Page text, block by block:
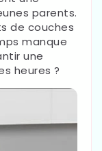
parents.
de couches
manque
une
heures ?